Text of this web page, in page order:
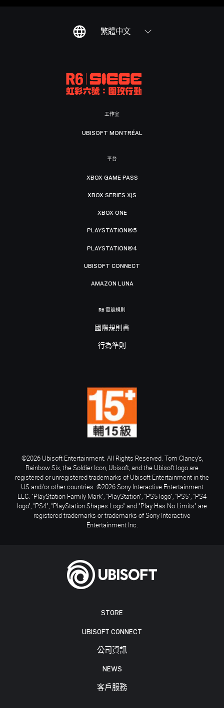
繁體中文
STORE
UBISOFT CONNECT
公司資訊
NEWS
客戶服務
工作室
UBISOFT MONTRÉAL
平台
XBOX GAME PASS
XBOX SERIES X|S
XBOX ONE
PLAYSTATION®5
PLAYSTATION®4
UBISOFT CONNECT
AMAZON LUNA
R6 電競規則
國際規則書
行為準則
©2026 Ubisoft Entertainment. All Rights Reserved. Tom Clancy’s,
Rainbow Six, the Soldier Icon, Ubisoft, and the Ubisoft logo are
registered or unregistered trademarks of Ubisoft Entertainment in the
US and/or other countries. ©2026 Sony Interactive Entertainment
LLC. "PlayStation Family Mark", "PlayStation", "PS5 logo", "PS5", "PS4
logo", "PS4", "PlayStation Shapes Logo" and "Play Has No Limits" are
registered trademarks or trademarks of Sony Interactive
Entertainment Inc.